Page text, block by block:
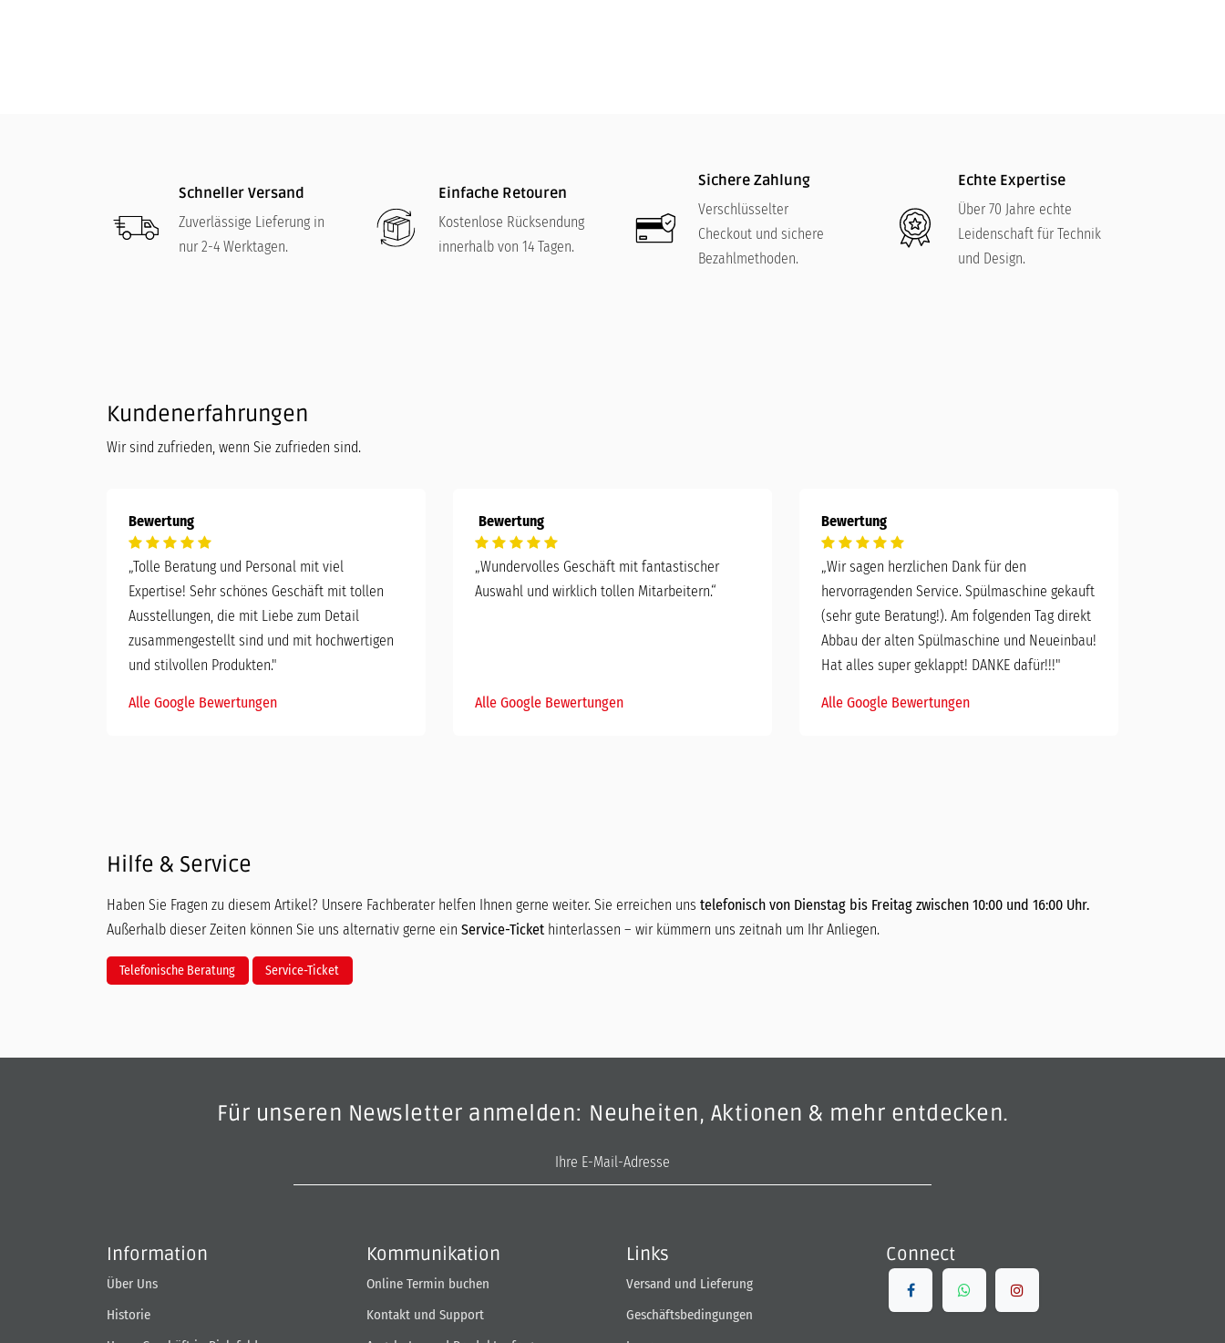
Schneller Versand
Zuverlässige Lieferung in
nur 2-4 Werktagen.
Einfache Retouren
Kostenlose Rücksendung
innerhalb von 14 Tagen.
Sichere Zahlung
Verschlüsselter
Checkout und sichere
Bezahlmethoden.
Echte Expertise
Über 70 Jahre echte
Leidenschaft für Technik
und Design.
Kundenerfahrungen
Wir sind zufrieden, wenn Sie zufrieden sind.
Bewertung
„Tolle Beratung und Personal mit viel
Expertise! Sehr schönes Geschäft mit tollen
Ausstellungen, die mit Liebe zum Detail
zusammengestellt sind und mit hochwertigen
und stilvollen Produkten."
Alle Google Bewertungen
Bewertung
„Wundervolles Geschäft mit fantastischer
Auswahl und wirklich tollen Mitarbeitern.“
Alle Google Bewertungen
Bewertung
„Wir sagen herzlichen Dank für den
hervorragenden Service. Spülmaschine gekauft
(sehr gute Beratung!). Am folgenden Tag direkt
Abbau der alten Spülmaschine und Neueinbau!
Hat alles super geklappt! DANKE dafür!!!"
Alle Google Bewertungen
Hilfe & Service
Haben Sie Fragen zu diesem Artikel? Unsere Fachberater helfen Ihnen gerne weiter. Sie erreichen uns telefonisch von Dienstag bis Freitag zwischen 10:00 und 16:00 Uhr.
Außerhalb dieser Zeiten können Sie uns alternativ gerne ein Service-Ticket hinterlassen – wir kümmern uns zeitnah um Ihr Anliegen.
Telefonische Beratung Service-Ticket
Für unseren Newsletter anmelden: Neuheiten, Aktionen & mehr entdecken.
Information
Über Uns
Historie
Kommunikation
Online Termin buchen
Kontakt und Support
Links
Versand und Lieferung
Geschäftsbedingungen
Connect